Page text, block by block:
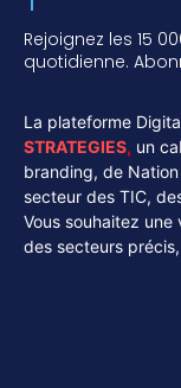
Rejoignez les 15
quotidienne.
La plateforme
STRATEGIES, un
branding, de
secteur des TIC,
Vous souhaitez
des secteurs précis,